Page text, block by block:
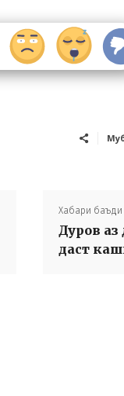
Хабари баъди
Дуров
даст